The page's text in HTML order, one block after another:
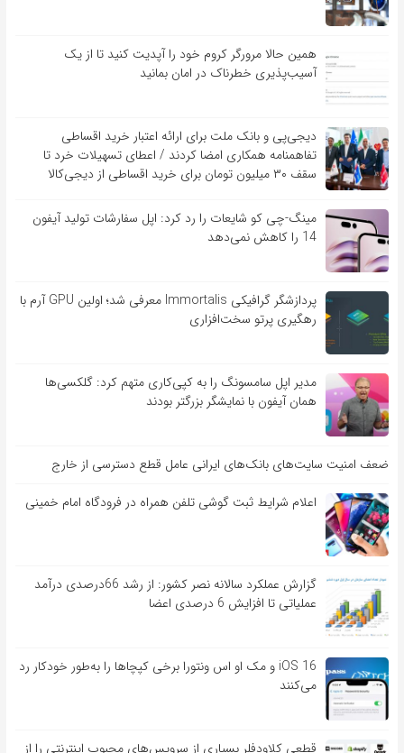
همین حالا مرورگر کروم خود را آپدیت کنید تا از یک
آسیب‌‌‌‌پذیری خطرناک در امان بمانید
دیجی‌پی و بانک ملت برای ارائه اعتبار خرید اقساطی
تفاهم‎نامه همکاری امضا کردند / اعطای تسهیلات خرد تا
سقف ۳۰ میلیون تومان برای خرید اقساطی از دیجی‌کالا
مینگ-چی کو شایعات را رد کرد: اپل سفارشات تولید آیفون
14 را کاهش نمی‌دهد
پردازشگر گرافیکی Immortalis معرفی شد؛ اولین GPU آرم با
رهگیری پرتو سخت‌افزاری
مدیر اپل سامسونگ را به کپی‌کاری متهم کرد: گلکسی‌ها
همان آیفون با نمایشگر بزرگتر بودند
ضعف امنیت سایت‌های بانک‌های ایرانی عامل قطع دسترسی از خارج
اعلام شرایط ثبت گوشی تلفن همراه در فرودگاه امام خمینی
گزارش عملکرد سالانه نصر کشور: از رشد 66درصدی درآمد
عملیاتی تا افزایش 6 درصدی اعضا
iOS 16 و مک او اس ونتورا برخی کپچاها را به‌طور خودکار رد
می‌کنند
قطعی کلاودفلر بسیاری از سرویس‌های محبوب اینترنتی را از